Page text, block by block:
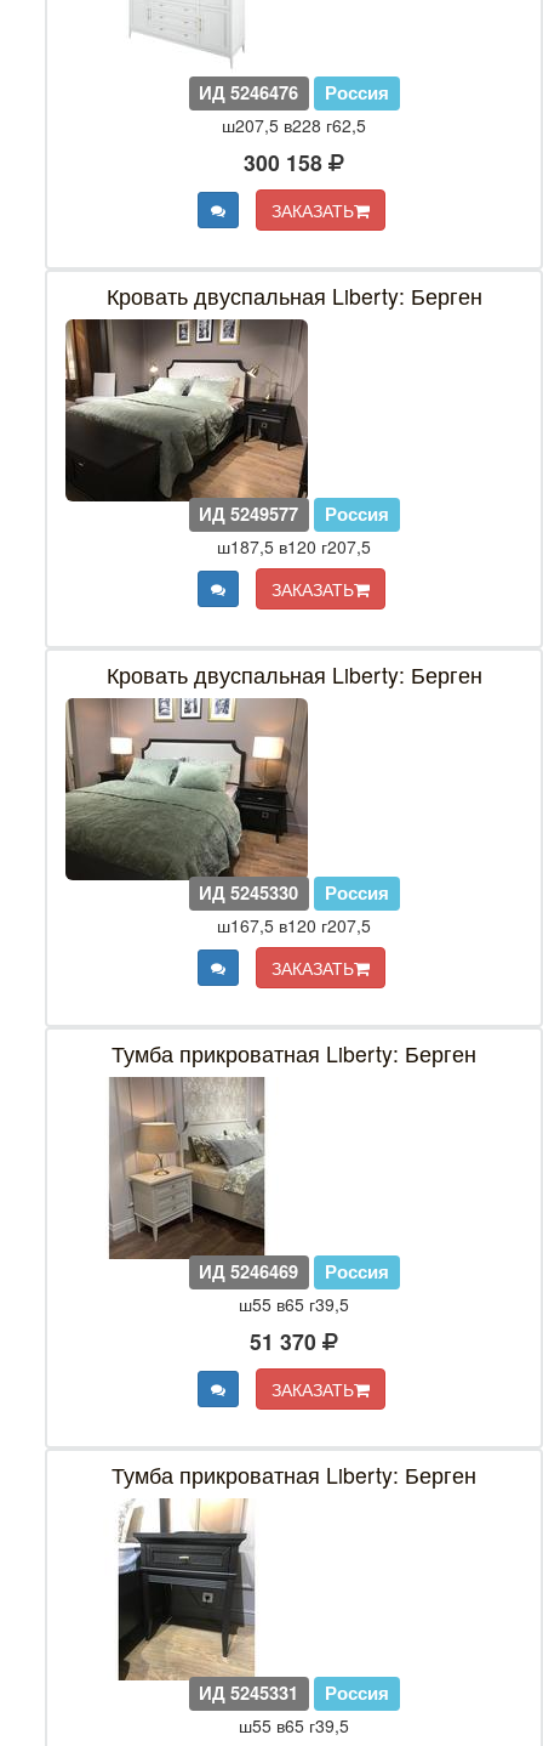
ИД 5246476 Россия
ш207,5 в228 г62,5
300 158
ЗАКАЗАТЬ
Кровать двуспальная Liberty: Берген
ИД 5249577 Россия
ш187,5 в120 г207,5
ЗАКАЗАТЬ
Кровать двуспальная Liberty: Берген
ИД 5245330 Россия
ш167,5 в120 г207,5
ЗАКАЗАТЬ
Тумба прикроватная Liberty: Берген
ИД 5246469 Россия
ш55 в65 г39,5
51 370
ЗАКАЗАТЬ
Тумба прикроватная Liberty: Берген
ИД 5245331 Россия
ш55 в65 г39,5